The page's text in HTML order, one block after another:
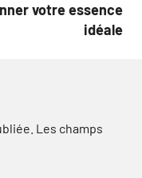
votre essence
idéale
Les champs